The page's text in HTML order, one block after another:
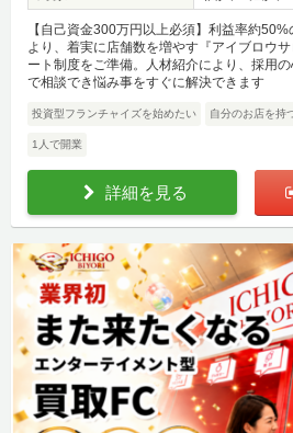
【自己資金300万円以上必須】利益率約
より、着実に店舗数を増やす『アイブロウ
ート制度をご準備。人材紹介により、採用
で相談でき悩み事をすぐに解決できます
投資型フランチャイズを始めたい 自分のお店を持
1人で開業
詳細を見る